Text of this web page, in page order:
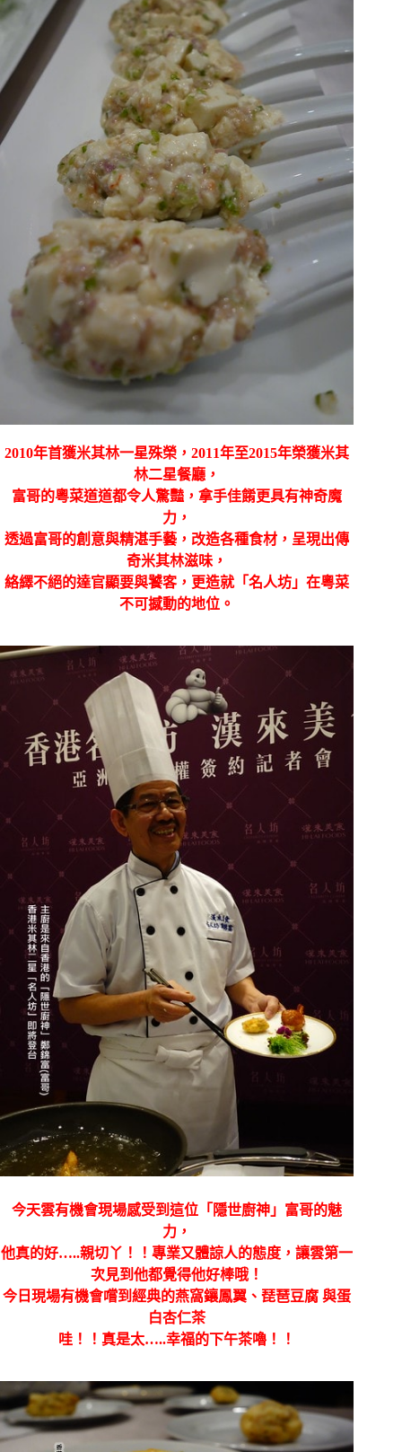
2010年首獲米其林一星殊榮，2011年至2015年榮獲米其
林二星餐廳，
富哥的粵菜道道都令人驚豔，拿手佳餚更具有神奇魔
力，
透過富哥的創意與精湛手藝，改造各種食材，呈現出傳
奇米其林滋味，
絡繹不絕的達官顯要與饕客，更造就「名人坊」在粵菜
不可撼動的地位。
今天雲有機會現場感受到這位「隱世廚神」富哥的魅
力，
他真的好…..親切丫！！專業又體諒人的態度，讓雲第一
次見到他都覺得他好棒哦！
今日現場有機會嚐到經典的燕窩鑲鳳翼、琵琶豆腐 與蛋
白杏仁茶
哇！！真是太…..幸福的下午茶嚕！！